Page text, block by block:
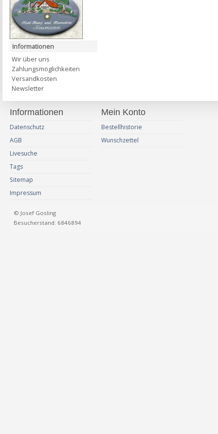
Informationen
Wir über uns
Zahlungsmöglichkeiten
Versandkosten
Newsletter
Informationen
Datenschutz
AGB
Livesuche
Tags
Sitemap
Impressum
Mein Konto
Bestellhistorie
Wunschzettel
© Josef Gosling
Besucherstand: 6846894